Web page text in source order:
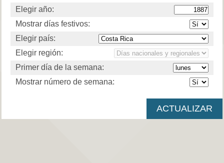
Elegir año:
Mostrar días festivos:
Elegir país:
Elegir región:
Primer día de la semana:
Mostrar número de semana: